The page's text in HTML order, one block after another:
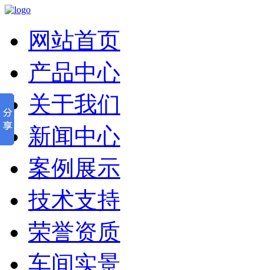
网站首页
产品中心
关于我们
新闻中心
案例展示
技术支持
荣誉资质
车间实景